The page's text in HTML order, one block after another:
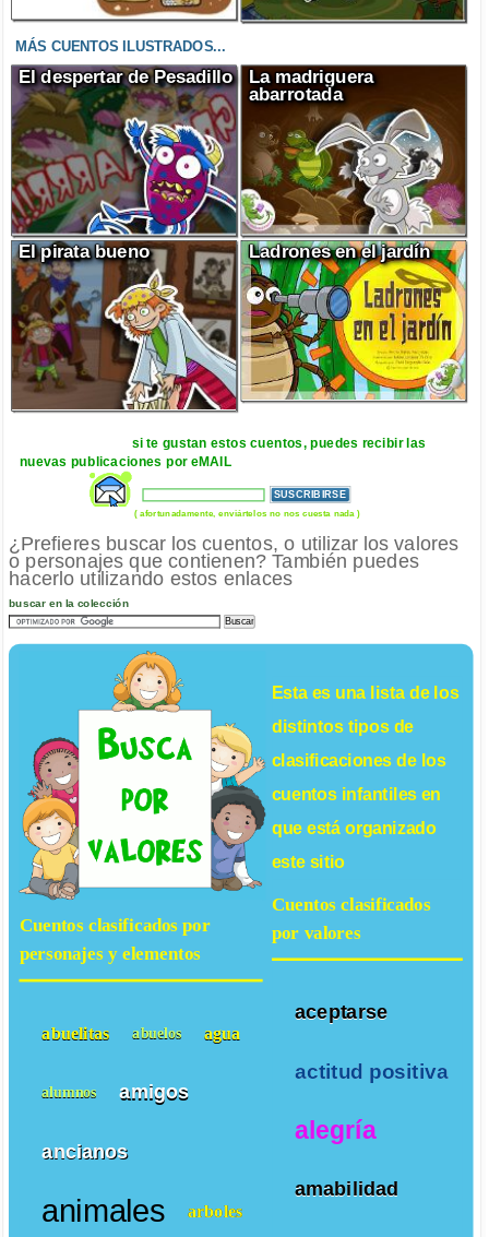
MÁS CUENTOS ILUSTRADOS...
El despertar de Pesadillo
La madriguera
abarrotada
El pirata bueno Ladrones en el jardín
si te gustan estos cuentos, puedes recibir las
nuevas publicaciones por eMAIL
( afortunadamente, enviártelos no nos cuesta nada )
¿Prefieres buscar los cuentos, o utilizar los valores
o personajes que contienen? También puedes
hacerlo utilizando estos enlaces
buscar en la colección
Esta es una lista de los
distintos tipos de
clasificaciones de los
cuentos infantilesen
que está organizado
este sitio
Cuentos clasificados
por valores
aceptarse
actitud positiva
alegría
amabilidad
Cuentos clasificados por
personajes y elementos
abuelitas abuelos agua
alumnos amigos
ancianos
animales arboles